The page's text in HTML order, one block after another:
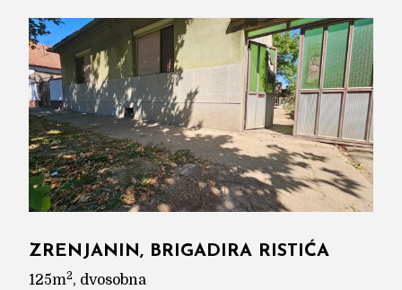
ZRENJANIN, BRIGADIRA RISTIĆA
125m2, dvosobna